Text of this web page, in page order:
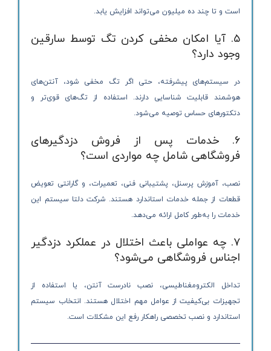
است و تا چند ده میلیون می‌تواند افزایش یابد.
۵. آیا امکان مخفی کردن تگ توسط سارقین
وجود دارد؟
در سیستم‌های پیشرفته، حتی اگر تگ مخفی شود، آنتن‌های
هوشمند قابلیت شناسایی دارند. استفاده از تگ‌های قوی‌تر و
دتکتورهای حساس توصیه می‌شود.
۶. خدمات پس از فروش دزدگیرهای
فروشگاهی شامل چه مواردی است؟
نصب، آموزش پرسنل، پشتیبانی فنی، تعمیرات، و گارانتی تعویض
قطعات از جمله خدمات استاندارد هستند. شرکت دلتا سیستم این
خدمات را به‌طور کامل ارائه می‌دهد.
۷. چه عواملی باعث اختلال در عملکرد دزدگیر
اجناس فروشگاهی می‌شود؟
تداخل الکترومغناطیسی، نصب نادرست آنتن، یا استفاده از
تجهیزات بی‌کیفیت از عوامل مهم اختلال هستند. انتخاب سیستم
استاندارد و نصب تخصصی راهکار رفع این مشکلات است.